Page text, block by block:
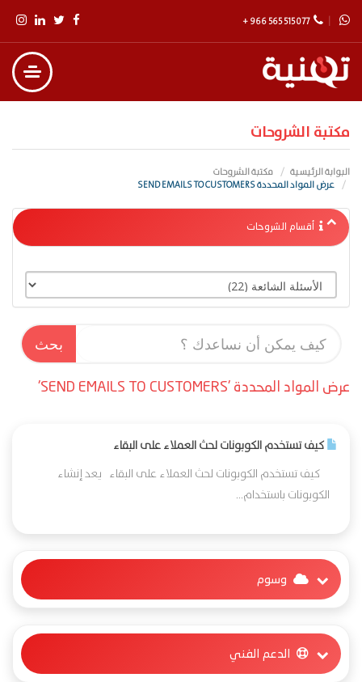
+ 966 565 515 077
مكتبة الشروحات
البوابة الرئيسية
مكتبة الشروحات
عرض المواد المحددة SEND EMAILS TO CUSTOMERS
أقسام الشروحات
عرض المواد المحددة 'SEND EMAILS TO CUSTOMERS'
كيف تستخدم الكوبونات لحث العملاء على البقاء
كيف تستخدم الكوبونات لحث العملاء على البقاء يعد إنشاء
الكوبونات باستخدام...
وسوم
الدعم الفني